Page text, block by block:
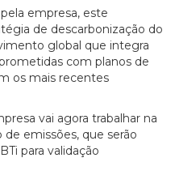
empresa, este
de descarbonização do
global que integra
com planos de
os mais recentes
vai agora trabalhar na
emissões, que serão
para validação